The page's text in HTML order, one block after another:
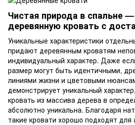
Чистая природа в спальне
деревянную кровать с
Уникальные характеристики
придают деревянным кроватям
индивидуальный характер. Даже
размер могут быть идентичными,
линиями жизни и цветовыми
демонстрирует уникальный
кровать из массива дерева в
абсолютно уникальна. Благодаря
такие кровати хорошо подходят для